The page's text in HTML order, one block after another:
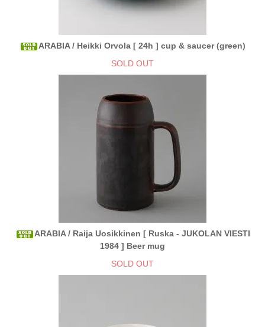
ARABIA / Heikki Orvola [ 24h ] cup & saucer (green)
SOLD OUT
ARABIA / Raija Uosikkinen [ Ruska - JUKOLAN VIESTI
1984 ] Beer mug
SOLD OUT